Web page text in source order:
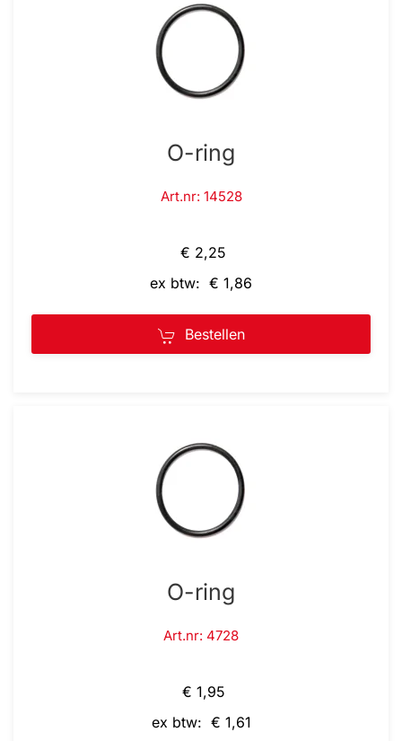
O-ring
Art.nr: 14528
€ 2,25
ex btw: € 1,86
Bestellen
O-ring
Art.nr: 4728
€ 1,95
ex btw: € 1,61